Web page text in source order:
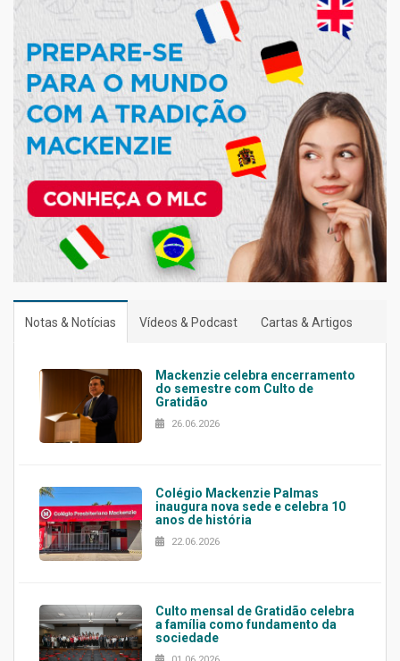
Notas & Notícias Vídeos & Podcast Cartas & Artigos
Mackenzie celebra encerramento
do semestre com Culto de
Gratidão
26.06.2026
Colégio Mackenzie Palmas
inaugura nova sede e celebra 10
anos de história
22.06.2026
Culto mensal de Gratidão celebra
a família como fundamento da
sociedade